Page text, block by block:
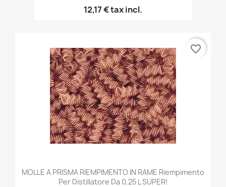
12,17 €tax incl.
MOLLE A PRISMA RIEMPIMENTO IN RAME Riempimento
Per Distillatore Da 0,25 L SUPER!
favorite_border